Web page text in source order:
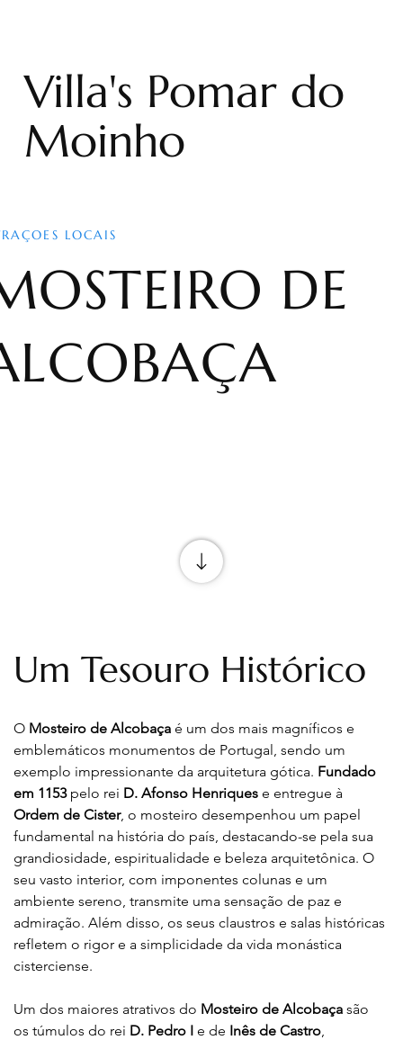
Villa's Pomar do
Moinho
LOCAIS
DE
Um Tesouro Histórico
O Mosteiro de Alcobaça é um dos mais magníficos e
emblemáticos monumentos de Portugal, sendo um
exemplo impressionante da arquitetura gótica. Fundado
em 1153 pelo rei D. Afonso Henriques e entregue à
Ordem de Cister, o mosteiro desempenhou um papel
fundamental na história do país, destacando-se pela sua
grandiosidade, espiritualidade e beleza arquitetônica. O
seu vasto interior, com imponentes colunas e um
ambiente sereno, transmite uma sensação de paz e
admiração. Além disso, os seus claustros e salas históricas
refletem o rigor e a simplicidade da vida monástica
cisterciense.
Um dos maiores atrativos do Mosteiro de Alcobaça são
os túmulos do rei D. Pedro I e de Inês de Castro,